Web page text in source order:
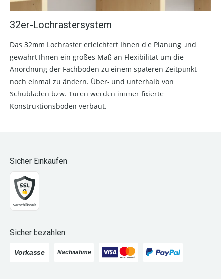
32er-Lochrastersystem
Das 32mm Lochraster erleichtert Ihnen die Planung und
gewährt Ihnen ein großes Maß an Flexibilität um die
Anordnung der Fachböden zu einem späteren Zeitpunkt
noch einmal zu ändern. Über- und unterhalb von
Schubladen bzw. Türen werden immer fixierte
Konstruktionsböden verbaut.
Sicher Einkaufen
Sicher bezahlen